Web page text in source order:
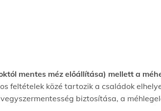
mentes méz előállítása) mellett a
feltételek közé tartozik a családok
biztosítása, a